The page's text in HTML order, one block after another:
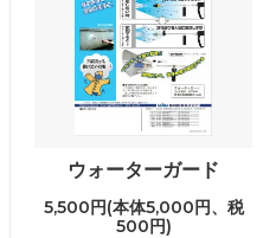
ウォーターガード
5,500円(本体5,000円、税
500円)